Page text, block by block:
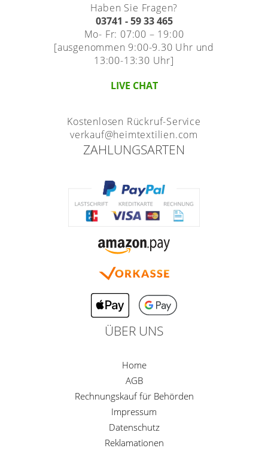
Haben Sie Fragen?
03741 - 59 33 465
Mo- Fr: 07:00 – 19:00
[ausgenommen 9:00-9.30 Uhr und
13:00-13:30 Uhr]
LIVE CHAT
Kostenlosen Rückruf-Service
verkauf@heimtextilien.com
ZAHLUNGSARTEN
ÜBER UNS
Home
AGB
Rechnungskauf für Behörden
Impressum
Datenschutz
Reklamationen